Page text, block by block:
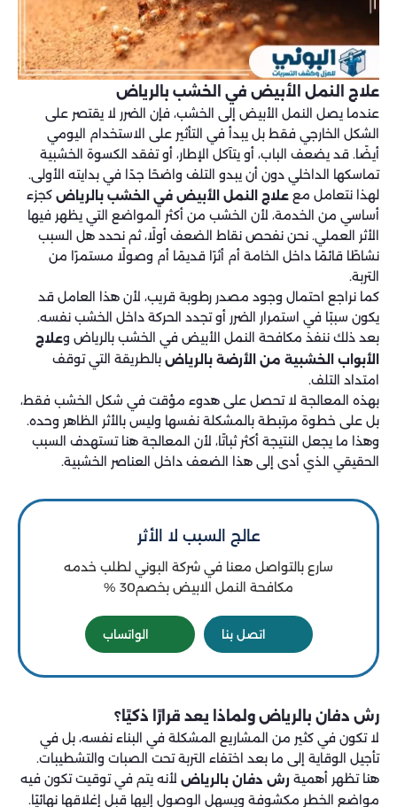
علاج النمل الأبيض في الخشب بالرياض
عندما يصل النمل الأبيض إلى الخشب، فإن الضرر لا يقتصر على
الشكل الخارجي فقط بل يبدأ في التأثير على الاستخدام اليومي
أيضًا. قد يضعف الباب، أو يتآكل الإطار، أو تفقد الكسوة الخشبية
تماسكها الداخلي دون أن يبدو التلف واضحًا جدًا في بدايته الأولى.
لهذا نتعامل مععلاج النمل الأبيض في الخشب بالرياضكجزء
أساسي من الخدمة، لأن الخشب من أكثر المواضع التي يظهر فيها
الأثر العملي. نحن نفحص نقاط الضعف أولًا، ثم نحدد هل السبب
نشاطًا قائمًا داخل الخامة أم أثرًا قديمًا أم وصولًا مستمرًا من
التربة.
كما نراجع احتمال وجود مصدر رطوبة قريب، لأن هذا العامل قد
يكون سببًا في استمرار الضرر أو تجدد الحركة داخل الخشب نفسه.
بعد ذلك ننفذ مكافحة النمل الأبيض في الخشب بالرياض و علاج
الأبواب الخشبية من الأرضة بالرياضبالطريقة التي توقف
امتداد التلف.
بهذه المعالجة لا تحصل على هدوء مؤقت في شكل الخشب فقط،
بل على خطوة مرتبطة بالمشكلة نفسها وليس بالأثر الظاهر وحده.
وهذا ما يجعل النتيجة أكثر ثباتًا، لأن المعالجة هنا تستهدف السبب
الحقيقي الذي أدى إلى هذا الضعف داخل العناصر الخشبية.
عالج السبب لا الأثر
سارع بالتواصل معنا في شركة البوني لطلب خدمه
مكافحة النمل الابيض بخصم30 %
اتصل بنا الواتساب
رش دفان بالرياض ولماذا يعد قرارًا ذكيًا؟
لا تكون في كثير من المشاريع المشكلة في البناء نفسه، بل في
تأجيل الوقاية إلى ما بعد اختفاء التربة تحت الصبات والتشطيبات.
هنا تظهر أهميةرش دفان بالرياضلأنه يتم في توقيت تكون فيه
مواضع الخطر مكشوفة ويسهل الوصول إليها قبل إغلاقها نهائيًا.